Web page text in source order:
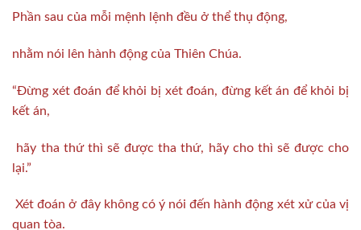
Phần sau của mỗi mệnh lệnh đều ở thể thụ động,
nhằm nói lên hành động của Thiên Chúa.
“Đừng xét đoán để khỏi bị xét đoán, đừng kết án để khỏi bị
kết án,
hãy tha thứ thì sẽ được tha thứ, hãy cho thì sẽ được cho
lại.”
Xét đoán ở đây không có ý nói đến hành động xét xử của vị
quan tòa.